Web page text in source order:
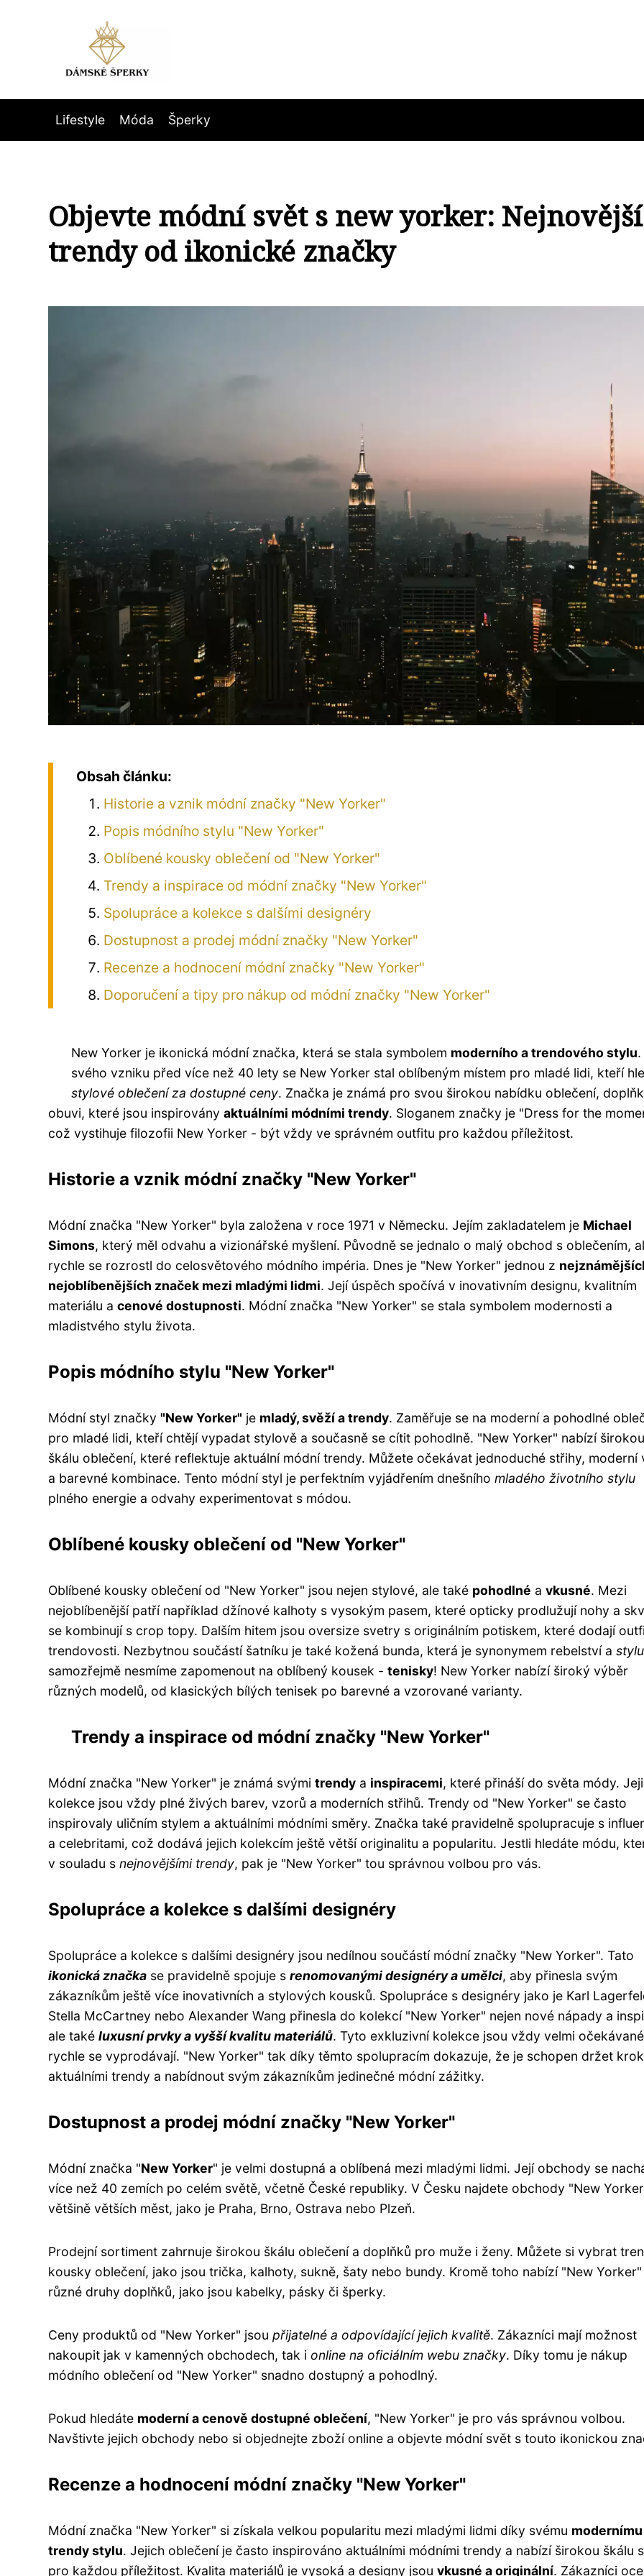
Lifestyle Móda Šperky
Objevte módní svět s new yorker: Nejnovější
trendy od ikonické značky
Obsah článku:
Historie a vznik módní značky "New Yorker"
Popis módního stylu "New Yorker"
Oblíbené kousky oblečení od "New Yorker"
Trendy a inspirace od módní značky "New Yorker"
Spolupráce a kolekce s dalšími designéry
Dostupnost a prodej módní značky "New Yorker"
Recenze a hodnocení módní značky "New Yorker"
Doporučení a tipy pro nákup od módní značky "New Yorker"
New Yorker je ikonická módní značka, která se stala symbolem moderního a trendového stylu
svého vzniku před více než 40 lety se New Yorker stal oblíbeným místem pro mladé lidi, kteří
stylové oblečení za dostupné ceny. Značka je známá pro svou širokou nabídku oblečení,
obuvi, které jsou inspirovány aktuálními módními trendy. Sloganem značky je "Dress for the
což vystihuje filozofii New Yorker - být vždy ve správném outfitu pro každou příležitost.
Historie a vznik módní značky "New Yorker"
Módní značka "New Yorker" byla založena v roce 1971 v Německu. Jejím zakladatelem je Michael
Simons, který měl odvahu a vizionářské myšlení. Původně se jednalo o malý obchod s oblečením,
rychle se rozrostl do celosvětového módního impéria. Dnes je "New Yorker" jednou z
nejoblíbenějších značek mezi mladými lidmi. Její úspěch spočívá v inovativním designu, kvalitním
materiálu a cenové dostupnosti. Módní značka "New Yorker" se stala symbolem modernosti a
mladistvého stylu života.
Popis módního stylu "New Yorker"
Módní styl značky "New Yorker" je mladý, svěží a trendy. Zaměřuje se na moderní a pohodlné
pro mladé lidi, kteří chtějí vypadat stylově a současně se cítit pohodlně. "New Yorker" nabízí širokou
škálu oblečení, které reflektuje aktuální módní trendy. Můžete očekávat jednoduché střihy, moderní
a barevné kombinace. Tento módní styl je perfektním vyjádřením dnešního mladého životního stylu
plného energie a odvahy experimentovat s módou.
Oblíbené kousky oblečení od "New Yorker"
Oblíbené kousky oblečení od "New Yorker" jsou nejen stylové, ale také pohodlné a vkusné. Mezi
nejoblíbenější patří například džínové kalhoty s vysokým pasem, které opticky prodlužují nohy a
se kombinují s crop topy. Dalším hitem jsou oversize svetry s originálním potiskem, které dodají
trendovosti. Nezbytnou součástí šatníku je také kožená bunda, která je synonymem rebelství a stylu
samozřejmě nesmíme zapomenout na oblíbený kousek - tenisky! New Yorker nabízí široký výběr
různých modelů, od klasických bílých tenisek po barevné a vzorované varianty.
Trendy a inspirace od módní značky "New Yorker"
Módní značka "New Yorker" je známá svými trendy a inspiracemi, které přináší do světa módy.
kolekce jsou vždy plné živých barev, vzorů a moderních střihů. Trendy od "New Yorker" se často
inspirovaly uličním stylem a aktuálními módními směry. Značka také pravidelně spolupracuje s
a celebritami, což dodává jejich kolekcím ještě větší originalitu a popularitu. Jestli hledáte módu,
v souladu s nejnovějšími trendy, pak je "New Yorker" tou správnou volbou pro vás.
Spolupráce a kolekce s dalšími designéry
Spolupráce a kolekce s dalšími designéry jsou nedílnou součástí módní značky "New Yorker". Tato
ikonická značka se pravidelně spojuje s renomovanými designéry a umělci, aby přinesla svým
zákazníkům ještě více inovativních a stylových kousků. Spolupráce s designéry jako je Karl
Stella McCartney nebo Alexander Wang přinesla do kolekcí "New Yorker" nejen nové nápady a
ale také luxusní prvky a vyšší kvalitu materiálů. Tyto exkluzivní kolekce jsou vždy velmi
rychle se vyprodávají. "New Yorker" tak díky těmto spolupracím dokazuje, že je schopen držet
aktuálními trendy a nabídnout svým zákazníkům jedinečné módní zážitky.
Dostupnost a prodej módní značky "New Yorker"
Módní značka "New Yorker" je velmi dostupná a oblíbená mezi mladými lidmi. Její obchody se
více než 40 zemích po celém světě, včetně České republiky. V Česku najdete obchody "New
většině větších měst, jako je Praha, Brno, Ostrava nebo Plzeň.
Prodejní sortiment zahrnuje širokou škálu oblečení a doplňků pro muže i ženy. Můžete si vybrat
kousky oblečení, jako jsou trička, kalhoty, sukně, šaty nebo bundy. Kromě toho nabízí "New
různé druhy doplňků, jako jsou kabelky, pásky či šperky.
Ceny produktů od "New Yorker" jsou přijatelné a odpovídající jejich kvalitě. Zákazníci mají možnost
nakoupit jak v kamenných obchodech, tak i online na oficiálním webu značky. Díky tomu je nákup
módního oblečení od "New Yorker" snadno dostupný a pohodlný.
Pokud hledáte moderní a cenově dostupné oblečení, "New Yorker" je pro vás správnou volbou.
Navštivte jejich obchody nebo si objednejte zboží online a objevte módní svět s touto ikonickou
Recenze a hodnocení módní značky "New Yorker"
Módní značka "New Yorker" si získala velkou popularitu mezi mladými lidmi díky svému modernímu
trendy stylu. Jejich oblečení je často inspirováno aktuálními módními trendy a nabízí širokou škálu
pro každou příležitost. Kvalita materiálů je vysoká a designy jsou vkusné a originální. Zákazníci